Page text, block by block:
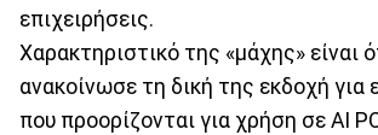
επιχειρήσεις.
Χαρακτηριστικό της «μάχης» είναι
ανακοίνωσε τη δική της εκδοχή για
που προορίζονται για χρήση σε AI